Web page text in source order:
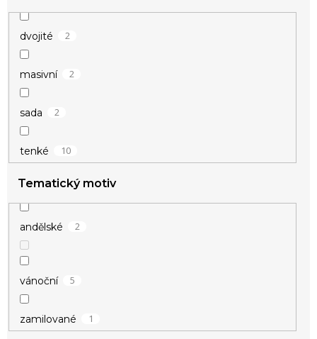
dvojité 2
masivní 2
sada 2
tenké 10
Tematický motiv
andělské 2
vánoční 5
zamilované 1